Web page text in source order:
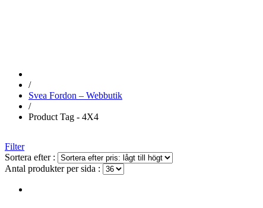
/
Svea Fordon – Webbutik
/
Product Tag - 4X4
Filter
Sortera efter :
Antal produkter per sida :